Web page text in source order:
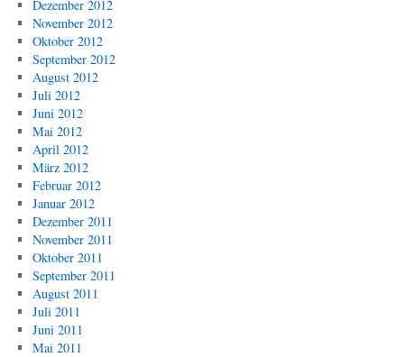
Dezember 2012
November 2012
Oktober 2012
September 2012
August 2012
Juli 2012
Juni 2012
Mai 2012
April 2012
März 2012
Februar 2012
Januar 2012
Dezember 2011
November 2011
Oktober 2011
September 2011
August 2011
Juli 2011
Juni 2011
Mai 2011